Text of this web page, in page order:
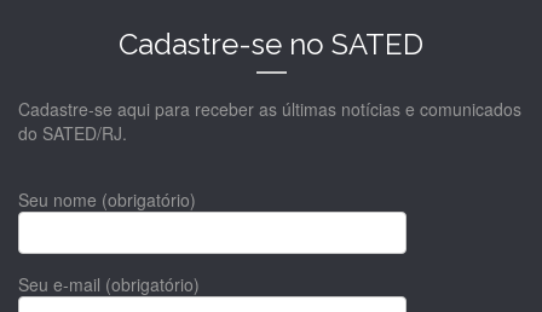
Cadastre-se no SATED
Cadastre-se aqui para receber as últimas notícias e comunicados
do SATED/RJ.
Seu nome (obrigatório)
Seu e-mail (obrigatório)